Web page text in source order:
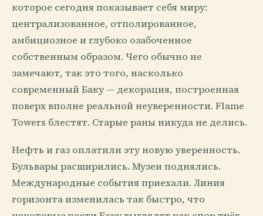
которое сегодня показывает себя миру:
централизованное, отполированное,
амбициозное и глубоко озабоченное
собственным образом. Чего обычно не
замечают, так это того, насколько
современный Баку — декорация, построенная
поверх вполне реальной неуверенности. Flame
Towers блестят. Старые раны никуда не делись.
Нефть и газ оплатили эту новую уверенность.
Бульвары расширились. Музеи поднялись.
Международные события приехали. Линия
горизонта изменилась так быстро, что